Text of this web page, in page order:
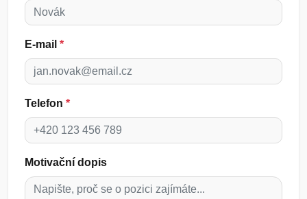
E-mail *
Telefon *
Motivační dopis